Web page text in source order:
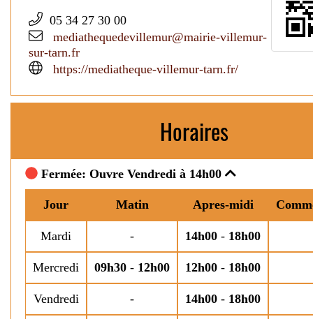
05 34 27 30 00
mediathequedevillemur@mairie-villemur-
sur-tarn.fr
https://mediatheque-villemur-tarn.fr/
Horaires
Fermée: Ouvre Vendredi à 14h00
Jour Matin Apres-midi
Mardi - 14h00 - 18h00
Mercredi 09h30 - 12h00 12h00 - 18h00
Vendredi - 14h00 - 18h00